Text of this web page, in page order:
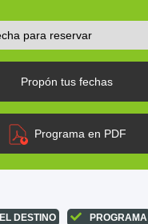
Propón tus fechas
Programa en PDF
EL DESTINO PROGRAMA